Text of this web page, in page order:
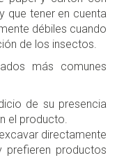
que tener en cuenta
débiles cuando
de los insectos.
más comunes
de su presencia
el producto.
directamente
productos